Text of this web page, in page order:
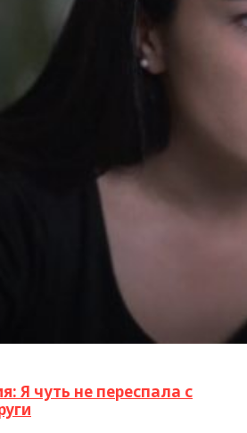
Я чуть не переспала с